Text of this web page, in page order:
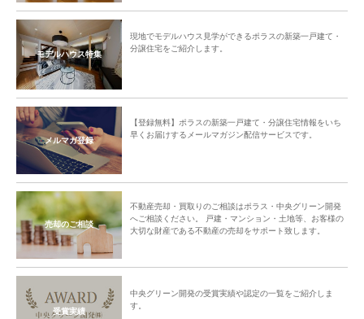
モデルハウス特集
現地でモデルハウス見学ができるポラスの新築一戸建て・
分譲住宅をご紹介します。
メルマガ登録
【登録無料】ポラスの新築一戸建て・分譲住宅情報をいち
早くお届けするメールマガジン配信サービスです。
売却のご相談
不動産売却・買取りのご相談はポラス・中央グリーン開発
へご相談ください。 戸建・マンション・土地等、お客様の
大切な財産である不動産の売却をサポート致します。
受賞実績
中央グリーン開発の受賞実績や認定の一覧をご紹介しま
す。